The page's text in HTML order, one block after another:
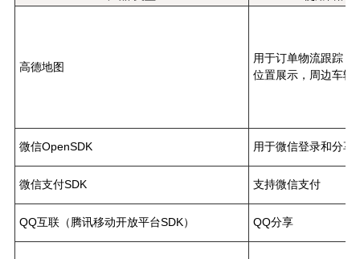
高德地图
用于订单物流跟踪，
位置展示，周边车辆
微信OpenSDK 用于微信登录和分享
微信支付SDK 支持微信支付
QQ互联（腾讯移动开放平台SDK） QQ分享